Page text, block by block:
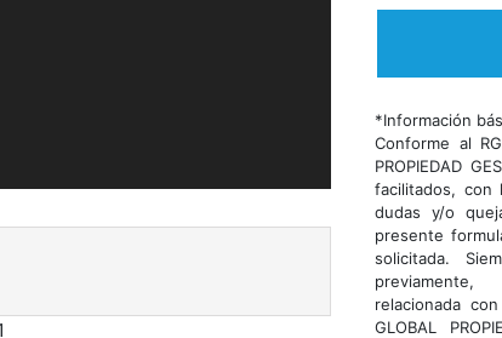
*Información
Conforme al
PROPIEDAD
facilitados, con
dudas y/o
presente
solicitada.
previamente,
relacionada
GLOBAL